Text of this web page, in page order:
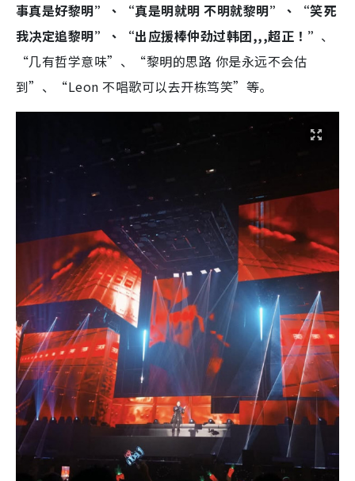
事真是好黎明”、“真是明就明 不明就黎明”、“笑死
我决定追黎明”、“出应援棒仲劲过韩团,,,超正！” 、
“几有哲学意味”、“黎明的思路 你是永远不会估
到”、“Leon 不唱歌可以去开栋笃笑”等。